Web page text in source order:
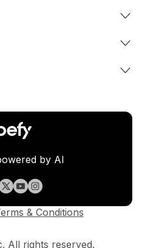
by AI
All rights reserved.
& Conditions